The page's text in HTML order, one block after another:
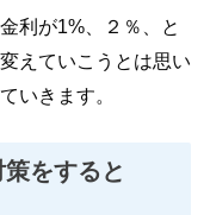
利が1%、２％、と
えていこうとは思い
いきます。
をすると